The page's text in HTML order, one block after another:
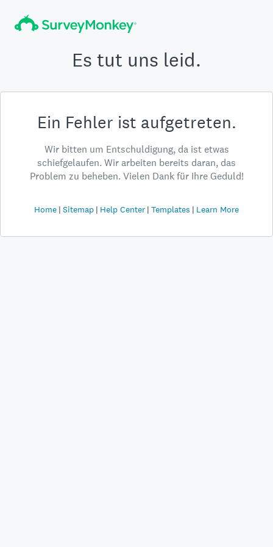
Es tut uns leid.
Ein Fehler ist aufgetreten.
Wir bitten um Entschuldigung, da ist etwas
schiefgelaufen. Wir arbeiten bereits daran, das
Problem zu beheben. Vielen Dank für Ihre Geduld!
Home Sitemap Help Center Templates Learn More